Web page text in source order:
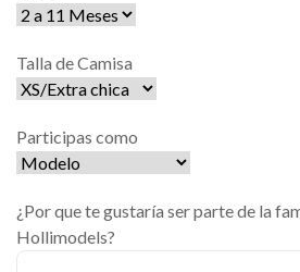
Talla de Camisa
Participas como
¿Por que te gustaría ser parte de la
Hollimodels?